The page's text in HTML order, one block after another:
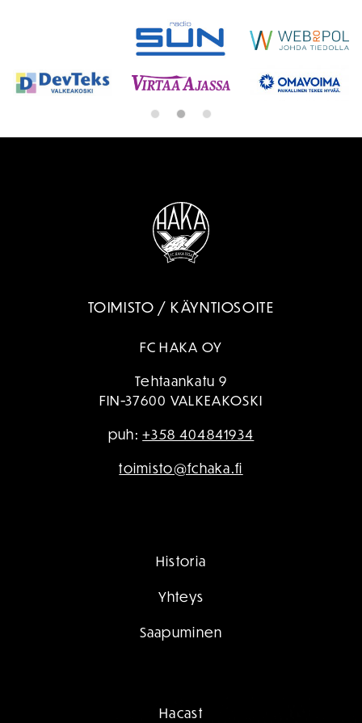
TOIMISTO / KÄYNTIOSOITE
FC HAKA OY
Tehtaankatu 9
FIN-37600 VALKEAKOSKI
puh:+358 404841934
toimisto@fchaka.fi
Historia
Yhteys
Saapuminen
Hacast